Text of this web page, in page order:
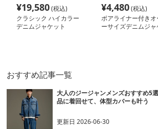
¥19,580(税込)
クラシック ハイカラー
デニムジャケット
¥4,480(税込)
ボアライナー付きオ
ーサイズデニムジャ
おすすめ記事一覧
大人のジージャンメンズおすすめ5
品に着回せて、体型カバーも叶う
更新日2026-06-30